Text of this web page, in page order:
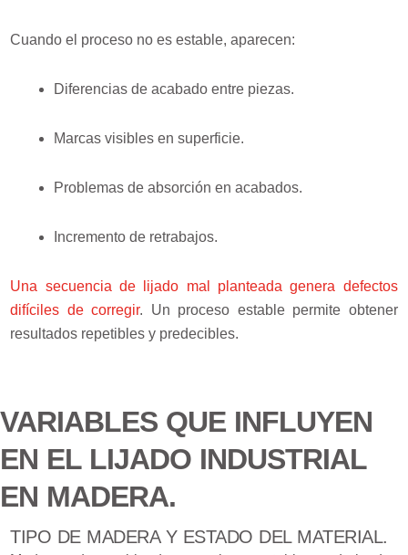
Cuando el proceso no es estable, aparecen:
Diferencias de acabado entre piezas.
Marcas visibles en superficie.
Problemas de absorción en acabados.
Incremento de retrabajos.
Una secuencia de lijado mal planteada genera defectos
difíciles de corregir. Un proceso estable permite obtener
resultados repetibles y predecibles.
VARIABLES QUE INFLUYEN
EN EL LIJADO INDUSTRIAL
EN MADERA.
TIPO DE MADERA Y ESTADO DEL MATERIAL.